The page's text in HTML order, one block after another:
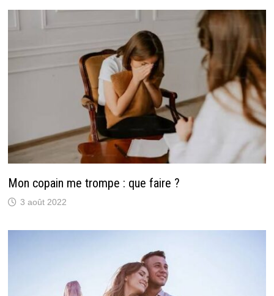
Mon copain me trompe : que faire ?
3 août 2022